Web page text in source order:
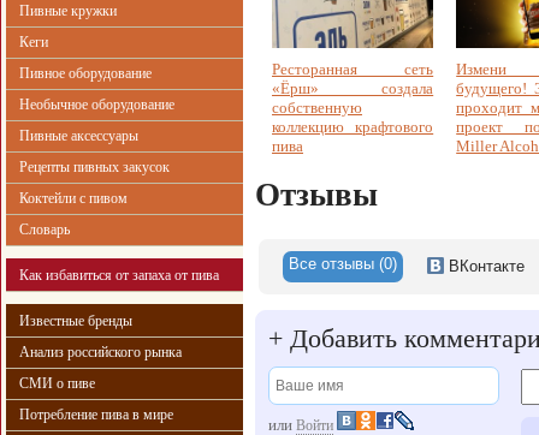
Пивные кружки
Кеги
Пивное оборудование
Необычное оборудование
Пивные аксессуары
Рецепты пивных закусок
Коктейли с пивом
Словарь
Как избавиться от запаха от пива
Известные бренды
Анализ российского рынка
СМИ о пиве
Потребление пива в мире
Ресторанная сеть
«Ёрш» создала
собственную
коллекцию крафтового
пива
Измени
будущего!
проходит
проект
Miller
Отзывы
Все отзывы (0) ВКонтакте
+ Добавить
или Войти